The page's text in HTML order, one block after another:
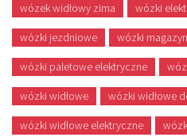
wózek widłowy zima wózki
wózki jezdniowe wózki
wózki paletowe elektryczne
wózki widłowe wózki widłowe
wózki widłowe elektryczne